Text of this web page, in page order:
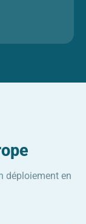
déploiement en